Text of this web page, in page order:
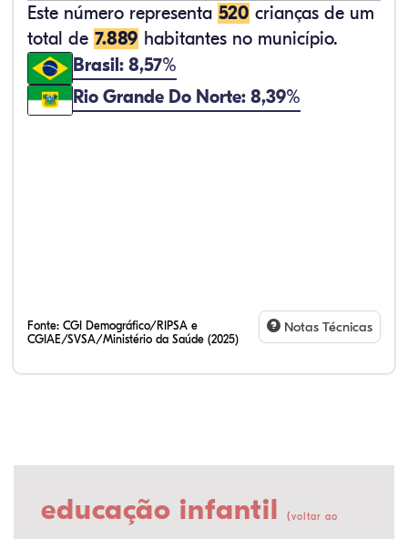
Este número representa 520 crianças de um
total de 7.889 habitantes no município.
Brasil: 8,57%
Rio Grande Do Norte: 8,39%
Fonte: CGI Demográfico/RIPSA e
CGIAE/SVSA/Ministério da Saúde (2025)
Notas Técnicas
educação infantil (voltar ao